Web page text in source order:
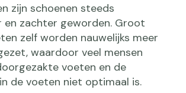
zijn schoenen steeds
zachter geworden. Groot
zelf worden nauwelijks meer
waardoor veel mensen
voeten en de
de voeten niet optimaal is.